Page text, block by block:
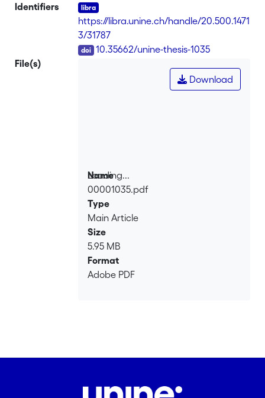
Identifiers
https://libra.unine.ch/handle/20.500.1471
3/31787
10.35662/unine-thesis-1035
File(s)
Loading...
Loading...
Download
Name
00001035.pdf
Type
Main Article
Size
5.95 MB
Format
Adobe PDF